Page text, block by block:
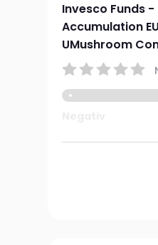
Invesco Funds
Accumulation
UMushroom